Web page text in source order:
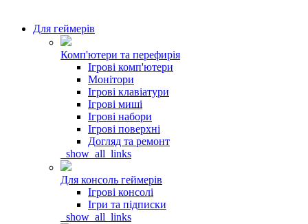
Для геймерів
Комп'ютери та перефирія
Ігрові комп'ютери
Монітори
Ігрові клавіатури
Ігрові миші
Ігрові набори
Ігрові поверхні
Догляд та ремонт
_show_all_links
Для консоль геймерів
Ігрові консолі
Ігри та підписки
_show_all_links